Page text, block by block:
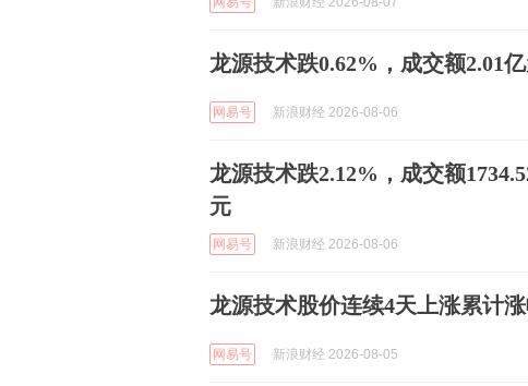
龙源技术跌0.62%，成交额2.01
网易号 新浪财经 2026-08-06
龙源技术跌2.12%，成交额
元
网易号 新浪财经 2026-08-06
龙源技术股价连续4天上涨累计
网易号 新浪财经 2026-08-05